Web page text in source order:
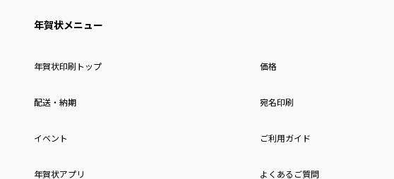
年賀状メニュー
年賀状印刷トップ 価格
配送・納期 宛名印刷
イベント ご利用ガイド
年賀状アプリ よくあるご質問